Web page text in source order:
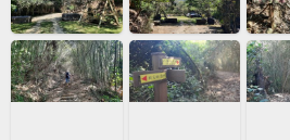
途穿梭於茂密的低海拔次生林與竹
對稀少，散發著濃厚的歷史滄桑感
的史蹟價值，更提供了絕佳的俯瞰
濁水溪流域與對岸的集集大山。對
文旅遊的健行者來說，這是一條能